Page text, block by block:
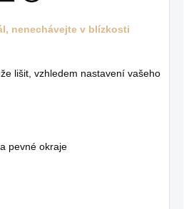
nenechávejte v blízkosti
lišit, vzhledem nastavení vašeho
pevné okraje